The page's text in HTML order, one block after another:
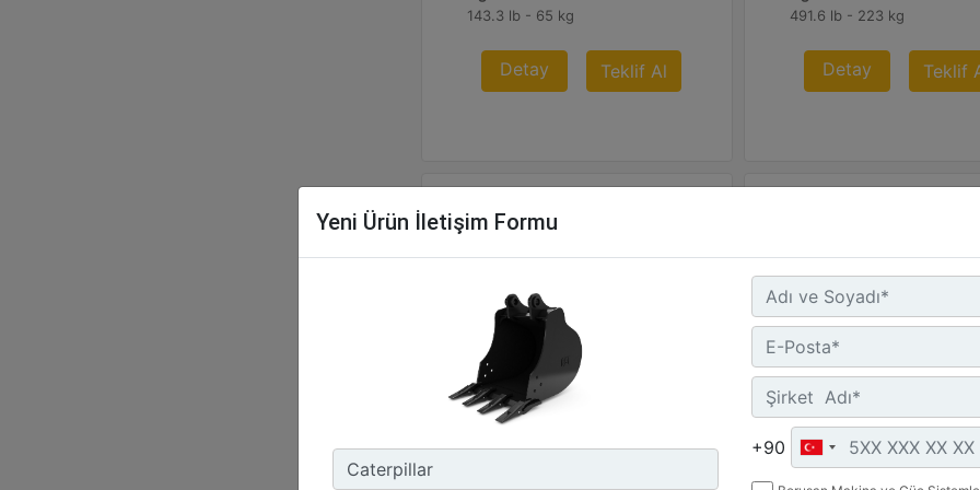
143.3 lb - 65 kg
Detay Teklif Al
491.6 lb - 223 kg
Detay Teklif
800 mm (32 inç)
Genişlik :
31.5 inç - 800 mm
1.200 mm (47 inç)
Genişlik :
47.2 inç - 1200 mm
Kapasite :
Yeni Ürün İletişim Formu
+90